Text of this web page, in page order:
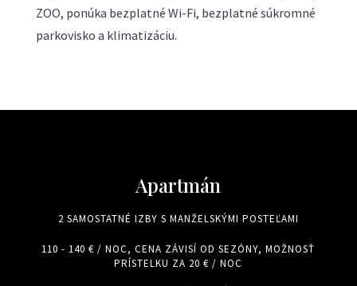
ZOO, ponúka bezplatné Wi-Fi, bezplatné súkromné
parkovisko a klimatizáciu.
Apartmán
2 SAMOSTATNÉ IZBY S MANŽELSKÝMI POSTEĽAMI
110 - 140 € / NOC, CENA ZÁVISÍ OD SEZÓNY, MOŽNOSŤ
PRÍSTELKU ZA 20 € / NOC